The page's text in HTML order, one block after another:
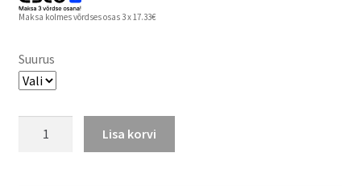
Maksa kolmes võrdses osas 3 x 17.33€
Suurus
Lisa korvi